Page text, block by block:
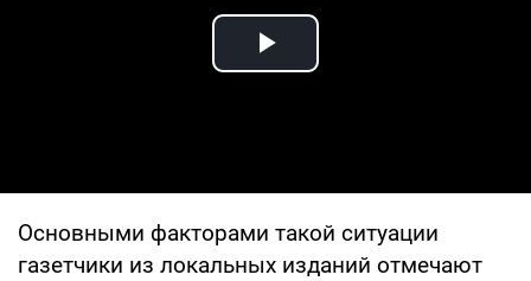
Play Video
Основными факторами такой ситуации
газетчики из локальных изданий отмечают